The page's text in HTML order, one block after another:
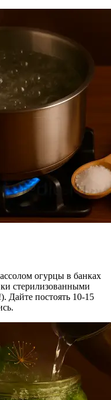
огурцы в банках
стерилизованными
Дайте постоять 10-15